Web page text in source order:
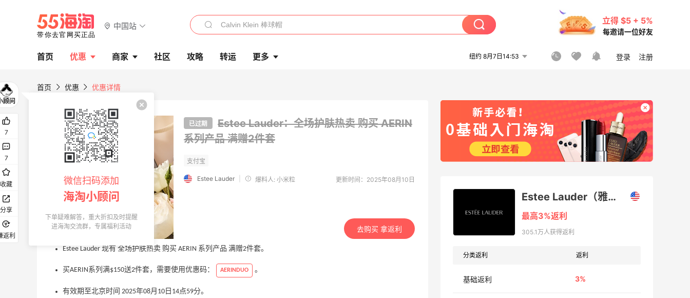
中国站
立得 $5 + 5%
每邀请一位好友
首页 优惠 商家 社区 攻略 转运 更多 纽约 8月7日14:53 登录 注册
首页 优惠 优惠详情
已过期
Estee Lauder：全场护肤热卖 购买 AERIN
系列产品满赠2件套
Estee Lauder 爆料人: 小米粒 更新时间：2025年08月10日
去购买 拿返利
Estee Lauder 现有 全场护肤热卖 购买 AERIN 系列产品 满赠2件套。
买AERIN系列满$150送2件套，需要使用优惠码： AERINDUO 。
有效期至北京时间 2025年08月10日14点59分。
Estee Lauder（雅诗兰黛美国官网）
最高3%返利
305.1万人获得返利
分类返利 返利
基础返利 3%
7
7
收藏
分享
返利
微信扫码添加
海淘小顾问
下单疑难解答，重大折扣及时提醒
进海淘交流群，专属福利活动